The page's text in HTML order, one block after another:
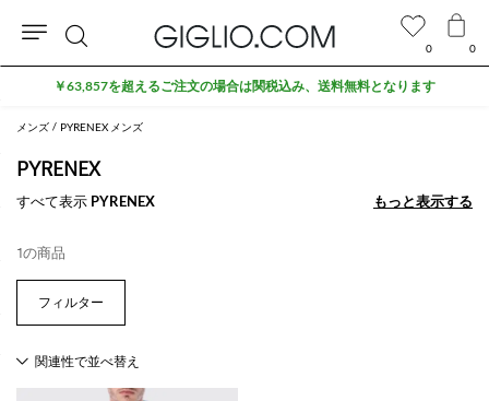
メンズ PYRENEX メンズ
PYRENEX
すべて表示 PYRENEX もっと表示する
もっと表示する
1の商品
0 0
検
索
￥63,857を超えるご注文の場合は関税込み、送料無料となります